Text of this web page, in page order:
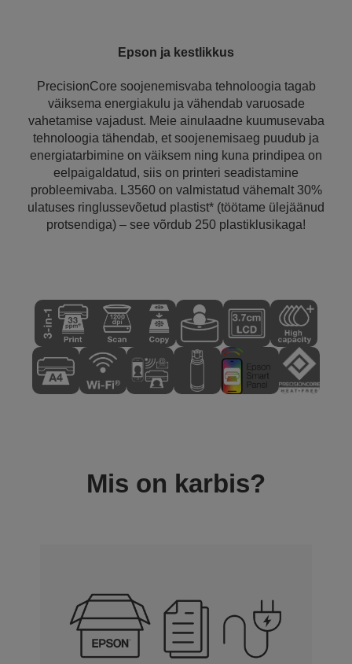
Epson ja kestlikkus
PrecisionCore soojenemisvaba tehnoloogia tagab
väiksema energiakulu ja vähendab varuosade
vahetamise vajadust. Meie ainulaadne kuumusevaba
tehnoloogia tähendab, et soojenemisaeg puudub ja
energiatarbimine on väiksem ning kuna prindipea on
eelpaigaldatud, siis on printeri seadistamine
probleemivaba. L3560 on valmistatud vähemalt 30%
ulatuses ringlussevõetud plastist* (töötame ülejäänud
protsendiga) – see võrdub 250 plastiklusikaga!
Mis on karbis?